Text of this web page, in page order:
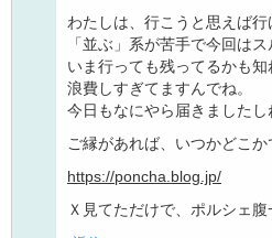
わたしは、行こうと思えば
「並ぶ」系が苦手で今回はス
いま行っても残ってるかも
浪費しすぎてますんでね。
今日もなにやら届きましたし
ご縁があれば、いつかどこ
https://poncha.blog.jp/
Ｘ見てただけで、ポルシェ腹